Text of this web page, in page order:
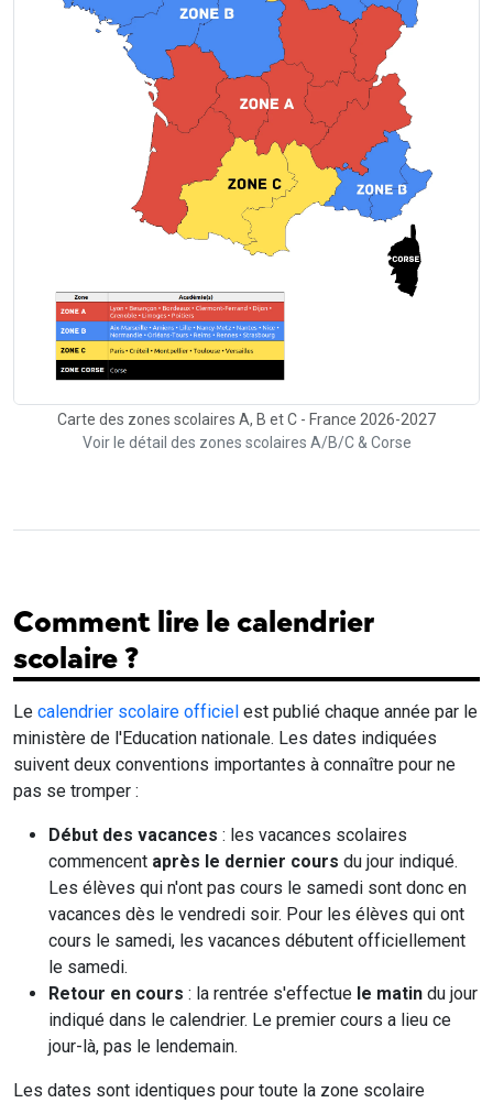
Carte des zones scolaires A, B et C - France 2026-2027
Voir le détail des zones scolaires A/B/C & Corse
Comment lire le calendrier
scolaire ?
Le calendrier scolaire officiel est publié chaque année par le
ministère de l'Education nationale. Les dates indiquées
suivent deux conventions importantes à connaître pour ne
pas se tromper :
Début des vacances : les vacances scolaires
commencent après le dernier cours du jour indiqué.
Les élèves qui n'ont pas cours le samedi sont donc en
vacances dès le vendredi soir. Pour les élèves qui ont
cours le samedi, les vacances débutent officiellement
le samedi.
Retour en cours : la rentrée s'effectue le matin du jour
indiqué dans le calendrier. Le premier cours a lieu ce
jour-là, pas le lendemain.
Les dates sont identiques pour toute la zone scolaire